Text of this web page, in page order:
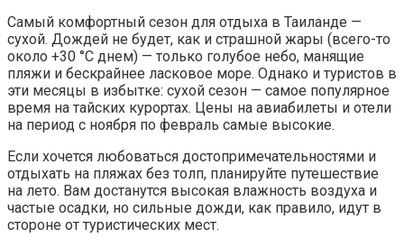
Самый комфортный сезон для отдыха в Таиланде —
сухой. Дождей не будет, как и страшной жары (всего-то
около +30 °C днем) — только голубое небо, манящие
пляжи и бескрайнее ласковое море. Однако и туристов в
эти месяцы в избытке: сухой сезон — самое популярное
время на тайских курортах. Цены на авиабилеты и отели
на период с ноября по февраль самые высокие.
Если хочется любоваться достопримечательностями и
отдыхать на пляжах без толп, планируйте путешествие
на лето. Вам достанутся высокая влажность воздуха и
частые осадки, но сильные дожди, как правило, идут в
стороне от туристических мест.